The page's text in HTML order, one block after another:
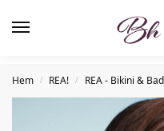
Hem / REA! / REA - Bikini &